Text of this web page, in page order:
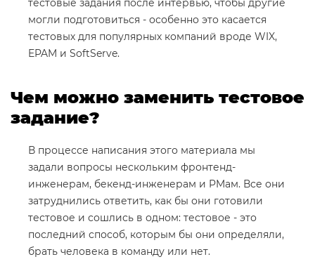
тестовые задания после интервью, чтобы другие
могли подготовиться - особенно это касается
тестовых для популярных компаний вроде WIX,
EPAM и SoftServe.
Чем можно заменить тестовое
задание?
В процессе написания этого материала мы
задали вопросы нескольким фронтенд-
инженерам, бекенд-инженерам и PMам. Все они
затруднились ответить, как бы они готовили
тестовое и сошлись в одном: тестовое - это
последний способ, которым бы они определяли,
брать человека в команду или нет.